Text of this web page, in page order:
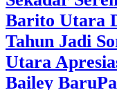
Barito Utara
Tahun Jadi
Utara
Bailey Baru